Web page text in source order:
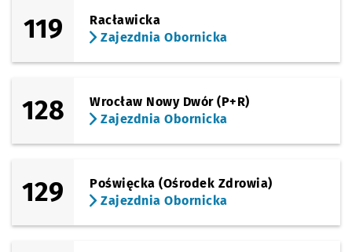
119
Racławicka
Zajezdnia Obornicka
128
Wrocław Nowy Dwór (P+R)
Zajezdnia Obornicka
129
Poświęcka (Ośrodek Zdrowia)
Zajezdnia Obornicka